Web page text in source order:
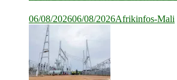
06/08/202606/08/2026Afrikinfos-Mali